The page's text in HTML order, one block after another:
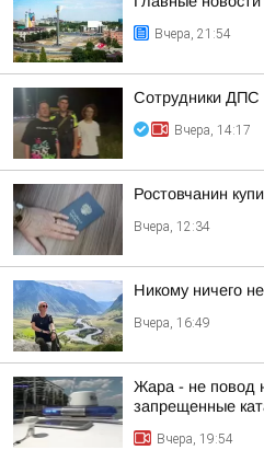
Вчера, 21:54
Сотрудники ДПС
Вчера, 14:17
Ростовчанин
Вчера, 12:34
Никому ничего
Вчера, 16:49
Жара - не повод
запрещенные
Вчера, 19:54